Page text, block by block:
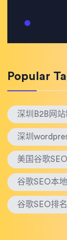
Popular
深圳B2B网
深圳
美国谷歌
谷歌SEO本
谷歌SEO排